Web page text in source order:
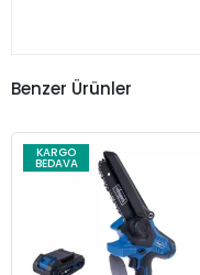
Benzer Ürünler
KARGO
BEDAVA